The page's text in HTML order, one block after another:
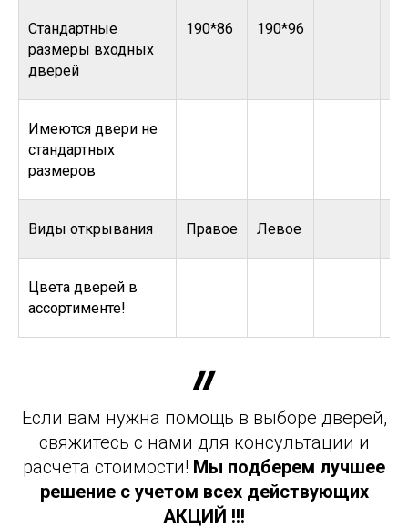
Стандартные
размеры входных
дверей
190*86 190*96
Имеются двери не
стандартных
размеров
Виды открывания Правое Левое
Цвета дверей в
ассортименте!
Если вам нужна помощь в выборе дверей,
свяжитесь с нами для консультации и
расчета стоимости! Мы подберем лучшее
решение с учетом всех действующих
АКЦИЙ !!!